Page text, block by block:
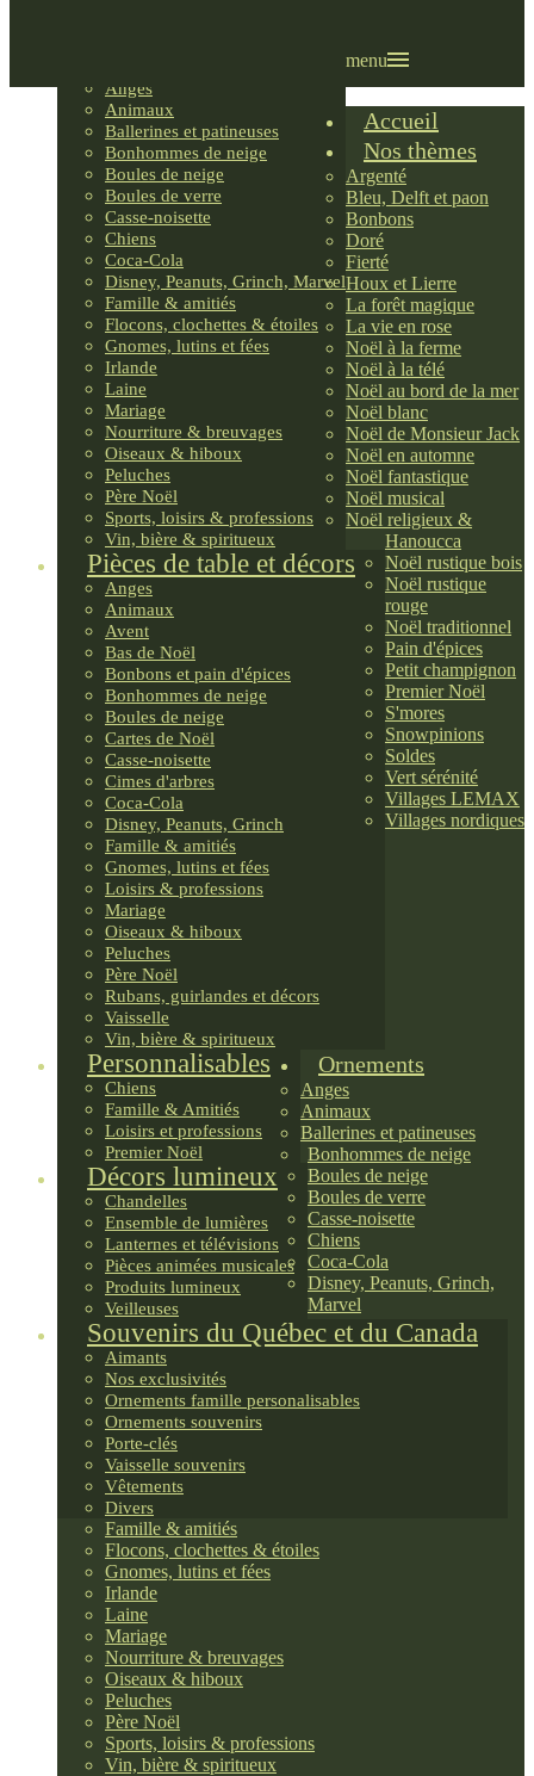
Anges
Animaux
Ballerines et patineuses
Bonhommes de neige
Boules de neige
Boules de verre
Casse-noisette
Chiens
Coca-Cola
Disney, Peanuts, Grinch, Marvel
Famille & amitiés
Flocons, clochettes & étoiles
Gnomes, lutins et fées
Irlande
Laine
Mariage
Nourriture & breuvages
Oiseaux & hiboux
Peluches
Père Noël
Sports, loisirs & professions
Vin, bière & spiritueux
Pièces de table et décors
Anges
Animaux
Avent
Bas de Noël
Bonbons et pain d'épices
Bonhommes de neige
Boules de neige
Cartes de Noël
Casse-noisette
Cimes d'arbres
Coca-Cola
Disney, Peanuts, Grinch
Famille & amitiés
Gnomes, lutins et fées
Loisirs & professions
Mariage
Oiseaux & hiboux
Peluches
Père Noël
Rubans, guirlandes et décors
Vaisselle
Vin, bière & spiritueux
Personnalisables
Chiens
Famille & Amitiés
Loisirs et professions
Premier Noël
Décors lumineux
Chandelles
Ensemble de lumières
Lanternes et télévisions
Pièces animées musicales
Produits lumineux
Veilleuses
Souvenirs du Québec et du Canada
Aimants
Nos exclusivités
Ornements famille personalisables
Ornements souvenirs
Porte-clés
Vaisselle souvenirs
Vêtements
Divers
menu
Accueil
Nos thèmes
Argenté
Bleu, Delft et paon
Bonbons
Doré
Fierté
Houx et Lierre
La forêt magique
La vie en rose
Noël à la ferme
Noël à la télé
Noël au bord de la mer
Noël blanc
Noël de Monsieur Jack
Noël en automne
Noël fantastique
Noël musical
Noël religieux &
Hanoucca
Noël rustique bois
Noël rustique
rouge
Noël traditionnel
Pain d'épices
Petit champignon
Premier Noël
S'mores
Snowpinions
Soldes
Vert sérénité
Villages LEMAX
Villages nordiques
Ornements
Anges
Animaux
Ballerines et patineuses
Bonhommes de neige
Boules de neige
Boules de verre
Casse-noisette
Chiens
Coca-Cola
Disney, Peanuts, Grinch,
Marvel
Famille & amitiés
Flocons, clochettes & étoiles
Gnomes, lutins et fées
Irlande
Laine
Mariage
Nourriture & breuvages
Oiseaux & hiboux
Peluches
Père Noël
Sports, loisirs & professions
Vin, bière & spiritueux